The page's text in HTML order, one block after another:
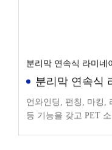
분리막 연속식 라미네
분리막 연속식
언와인딩, 펀칭, 마킹,
등 기능을 갖고 PET